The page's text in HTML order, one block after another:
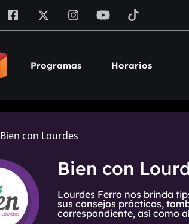
Programas Horarios
Bien con Lourdes
Bien con
Lourdes Ferro nos brinda
sus consejos prácticos,
correspondiente, así como